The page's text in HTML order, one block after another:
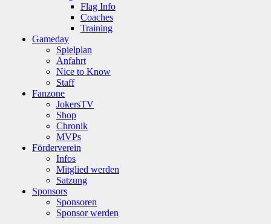
Flag Info
Coaches
Training
Gameday
Spielplan
Anfahrt
Nice to Know
Staff
Fanzone
JokersTV
Shop
Chronik
MVPs
Förderverein
Infos
Mitglied werden
Satzung
Sponsors
Sponsoren
Sponsor werden